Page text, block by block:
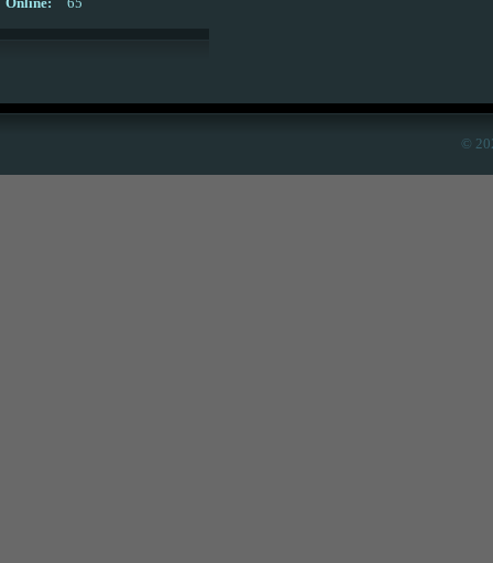
Online: 65
©